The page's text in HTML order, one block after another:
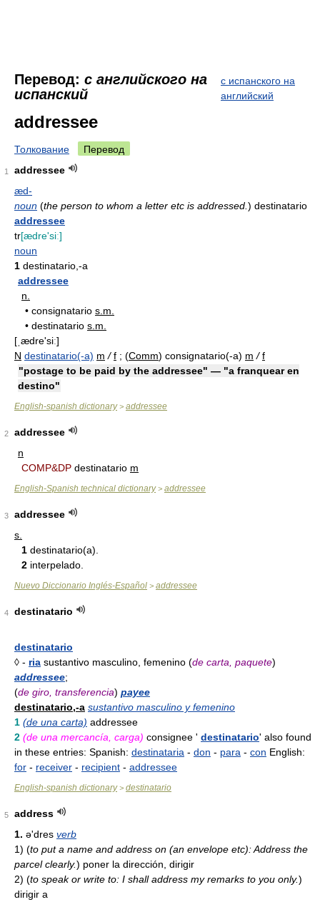
Перевод: с английского на
испанский
с испанского на
английский
addressee
Толкование Перевод
1
addressee
æd-
noun (the person to whom a letter etc is addressed. ) destinatario
addressee
tr[ædre'siː]
noun
1 destinatario,-a
addressee
n.
• consignatario s.m.
• destinatario s.m.
[ˌædre'siː]
N destinatario(-a) m / f ; (Comm) consignatario(-a) m / f
"postage to be paid by the addressee" — "a franquear en
destino"
English-spanish dictionary> addressee
2
addressee
n
COMP&DP destinatario m
English-Spanish technical dictionary> addressee
3
addressee
s.
1 destinatario(a).
2 interpelado.
Nuevo Diccionario Inglés-Español > addressee
4 destinatario
destinatario
◊ - ria sustantivo masculino, femenino (de carta, paquete)
addressee;
(de giro, transferencia) payee
destinatario,-a sustantivo masculino y femenino
1 (de una carta) addressee
2 (de una mercancía, carga) consignee ' destinatario' also found
in these entries: Spanish: destinataria - don - para - con English:
for - receiver - recipient - addressee
English-spanish dictionary> destinatario
5
address
1. ə'dres verb
1) (to put a name and address on (an envelope etc): Address the
parcel clearly.) poner la dirección, dirigir
2) (to speak or write to: I shall address my remarks to you only.)
dirigir a